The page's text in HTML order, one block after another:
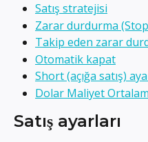
Satış stratejisi
Zarar durdurma
Takip eden zarar
Otomatik kapat
Short (açığa satış)
Dolar Maliyet
Satış ayarları